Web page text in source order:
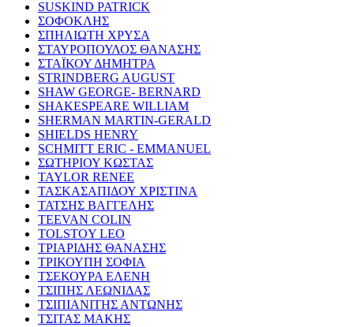
SUSKIND PATRICK
ΣΟΦΟΚΛΗΣ
ΣΠΗΛΙΩΤΗ ΧΡΥΣΑ
ΣΤΑΥΡΟΠΟΥΛΟΣ ΘΑΝΑΣΗΣ
ΣΤΑΪΚΟΥ ΔΗΜΗΤΡΑ
STRINDBERG AUGUST
SHAW GEORGE- BERNARD
SHAKESPEARE WILLIAM
SHERMAN MARTIN-GERALD
SHIELDS HENRY
SCHMITT ERIC - EMMANUEL
ΣΩΤΗΡΙΟΥ ΚΩΣΤΑΣ
TAYLOR RENEE
ΤΑΣΚΑΣΑΠΙΔΟΥ ΧΡΙΣΤΙΝΑ
ΤΑΤΣΗΣ ΒΑΓΓΕΛΗΣ
TEEVAN COLIN
TOLSTOY LEO
ΤΡΙΑΡΙΔΗΣ ΘΑΝΑΣΗΣ
ΤΡΙΚΟΥΠΗ ΣΟΦΙΑ
ΤΣΕΚΟΥΡΑ ΕΛΕΝΗ
ΤΣΙΠΗΣ ΛΕΩΝΙΔΑΣ
ΤΣΙΠΙΑΝΙΤΗΣ ΑΝΤΩΝΗΣ
ΤΣΙΤΑΣ ΜΑΚΗΣ